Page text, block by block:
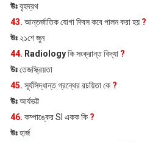
উঃবৃহদ্রথ
43. আন্তর্জাতিক যোগা দিবস কবে পালন করা হয় ?
উঃ২১শে জুন
44. Radiologyকি সংক্রান্ত বিদ্যা ?
উঃতেজস্ক্রিয়তা
45. সূর্যসিদ্ধান্ত গ্রন্থের রচয়িতা কে ?
উঃআর্যভট্ট
46. কম্পাঙ্কের SI একক কি ?
উঃহার্জ